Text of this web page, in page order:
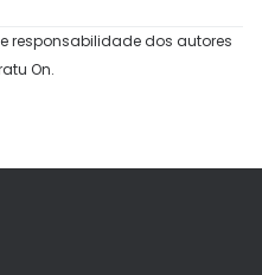
responsabilidade dos autores
On.